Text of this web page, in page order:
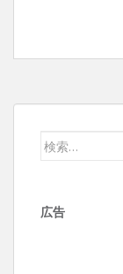
検
広告